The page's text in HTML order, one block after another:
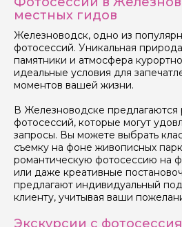
местных гидов
Железноводск, одно из
фотосессий. Уникальная
памятники и атмосфера
идеальные условия для
моментов вашей жизни.
В Железноводске
фотосессий, которые могут
запросы. Вы можете выбрать
съемку на фоне живописных
романтическую фотосессию на
или даже креативные
предлагают индивидуальный
клиенту, учитывая ваши
Экскурсии с
Вопросы и комментарии
Если у вас есть интересующие
задать
Я даю своё согласие на
данных